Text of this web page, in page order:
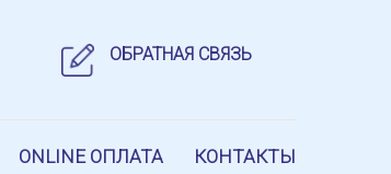
ОБРАТНАЯ СВЯЗЬ
ONLINE ОПЛАТА КОНТАКТЫ